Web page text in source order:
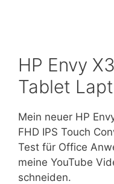
HP Envy
Tablet
Mein neuer HP
FHD IPS Touch
Test für Office
meine YouTube
schneiden.